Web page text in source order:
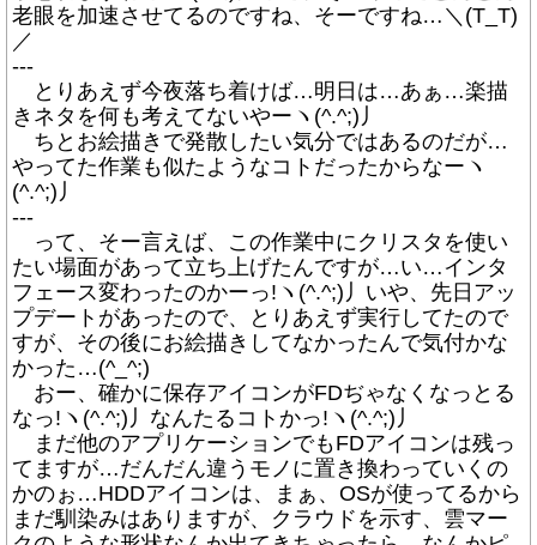
老眼を加速させてるのですね、そーですね…＼(T_T)
／
---
とりあえず今夜落ち着けば…明日は…あぁ…楽描
きネタを何も考えてないやーヽ(^.^;)丿
ちとお絵描きで発散したい気分ではあるのだが…
やってた作業も似たようなコトだったからなーヽ
(^.^;)丿
---
って、そー言えば、この作業中にクリスタを使い
たい場面があって立ち上げたんですが…い…インタ
フェース変わったのかーっ!ヽ(^.^;)丿いや、先日アッ
プデートがあったので、とりあえず実行してたので
すが、その後にお絵描きしてなかったんで気付かな
かった…(^_^;)
おー、確かに保存アイコンがFDぢゃなくなっとる
なっ!ヽ(^.^;)丿なんたるコトかっ!ヽ(^.^;)丿
まだ他のアプリケーションでもFDアイコンは残っ
てますが…だんだん違うモノに置き換わっていくの
かのぉ…HDDアイコンは、まぁ、OSが使ってるから
まだ馴染みはありますが、クラウドを示す、雲マー